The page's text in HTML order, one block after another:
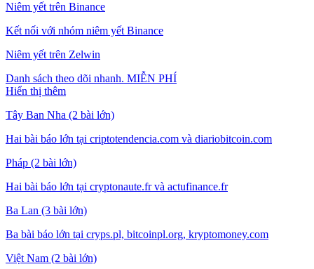
Niêm yết trên Binance
Kết nối với nhóm niêm yết Binance
Niêm yết trên Zelwin
Danh sách theo dõi nhanh. MIỄN PHÍ
Hiển thị thêm
Tây Ban Nha (2 bài lớn)
Hai bài báo lớn tại criptotendencia.com và diariobitcoin.com
Pháp (2 bài lớn)
Hai bài báo lớn tại cryptonaute.fr và actufinance.fr
Ba Lan (3 bài lớn)
Ba bài báo lớn tại cryps.pl, bitcoinpl.org, kryptomoney.com
Việt Nam (2 bài lớn)